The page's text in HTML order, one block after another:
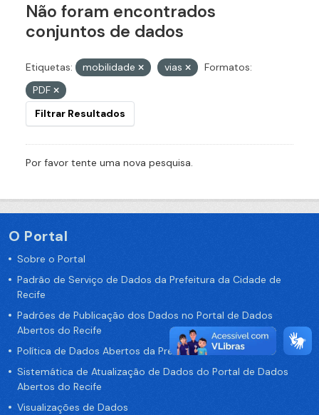
Não foram encontrados
conjuntos de dados
Etiquetas: mobilidade vias
Formatos:
PDF
Filtrar Resultados
Por favor tente uma nova pesquisa.
O Portal
Sobre o Portal
Padrão de Serviço de Dados da Prefeitura da Cidade de
Recife
Padrões de Publicação dos Dados no Portal de Dados
Abertos do Recife
Política de Dados Abertos da Prefeitura do Recife
Sistemática de Atualização de Dados do Portal de Dados
Abertos do Recife
Visualizações de Dados